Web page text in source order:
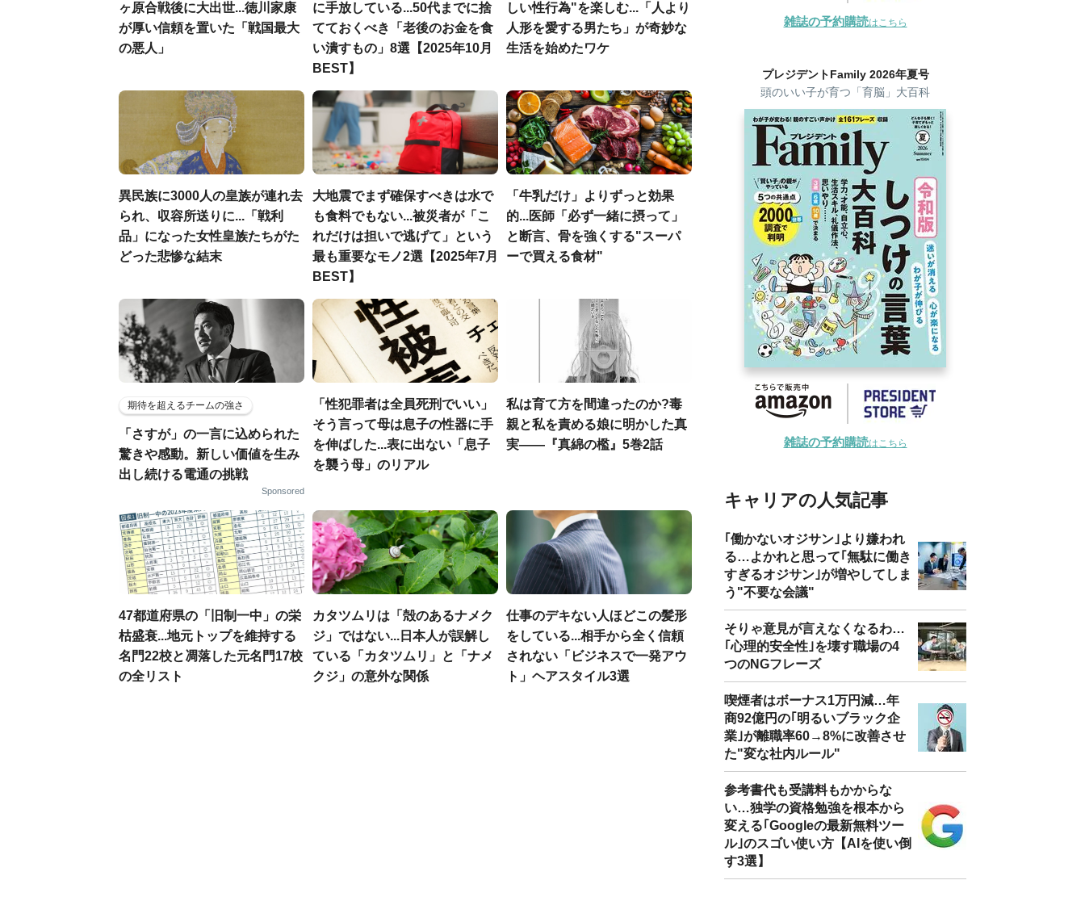
ヶ原合戦後に大出世...徳川家康
が厚い信頼を置いた「戦国最大
の悪人」
に手放している...50代までに捨
てておくべき「老後のお金を食
い潰すもの」8選【2025年10月
BEST】
しい性行為"を楽しむ...「人より
人形を愛する男たち」が奇妙な
生活を始めたワケ
異民族に3000人の皇族が連れ去
られ、収容所送りに...「戦利
品」になった女性皇族たちがた
どった悲惨な結末
大地震でまず確保すべきは水で
も食料でもない...被災者が「こ
れだけは担いで逃げて」という
最も重要なモノ2選【2025年7月
BEST】
「牛乳だけ」よりずっと効果
的...医師「必ず一緒に摂って」
と断言、骨を強くする"スーパ
ーで買える食材"
期待を超えるチームの強さ
「さすが」の一言に込められた
驚きや感動。新しい価値を生み
出し続ける電通の挑戦
Sponsored
「性犯罪者は全員死刑でいい」
そう言って母は息子の性器に手
を伸ばした...表に出ない「息子
を襲う母」のリアル
私は育て方を間違ったのか?毒
親と私を責める娘に明かした真
実――『真綿の檻』5巻2話
47都道府県の「旧制一中」の栄
枯盛衰...地元トップを維持する
名門22校と凋落した元名門17校
の全リスト
カタツムリは「殻のあるナメク
ジ」ではない...日本人が誤解し
ている「カタツムリ」と「ナメ
クジ」の意外な関係
仕事のデキない人ほどこの髪形
をしている...相手から全く信頼
されない「ビジネスで一発アウ
ト」ヘアスタイル3選
雑誌の予約購読はこちら
プレジデントFamily 2026年夏号
頭のいい子が育つ「育脳」大百科
雑誌の予約購読はこちら
キャリアの人気記事
｢働かないオジサン｣より嫌われ
る…よかれと思って｢無駄に働き
すぎるオジサン｣が増やしてしま
う"不要な会議"
そりゃ意見が言えなくなるわ…
｢心理的安全性｣を壊す職場の4
つのNGフレーズ
喫煙者はボーナス1万円減…年
商92億円の｢明るいブラック企
業｣が離職率60→8%に改善させ
た"変な社内ルール"
参考書代も受講料もかからな
い…独学の資格勉強を根本から
変える｢Googleの最新無料ツー
ル｣のスゴい使い方【AIを使い倒
す3選】